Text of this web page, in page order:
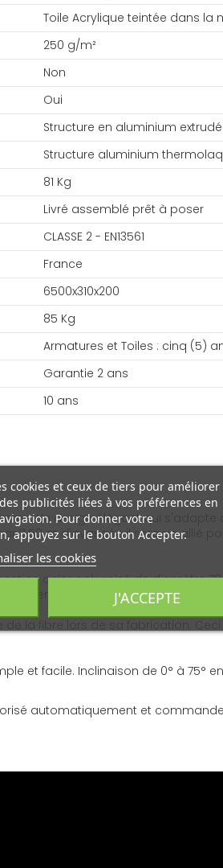
Toile Acrylique teintée dans la
250 g/m²
Non
Oui
Structure en aluminium extrudé
Structure aluminium
81 Kg
Livré assemblé prêt à poser
CLASSE 2 - EN13561
France
6500x310x200
85 Kg
Armatures et Toiles : cinq (5)
Garantie 2 ans
10 ans
Un design élégant qui
3.50 m d'avancée il sera un allié
en acier galvanisé de diamètre
ouverture et 1 fermeture).
la fibre lors de sa fabrication.
et facile. Inclinaison de 0° à 75° en
automatiquement et
cookies et ceux de tiers pour améliorer
publicités liées à vos préférences en
Pour donner votre
appuyez sur le bouton Accepter.
les cookies
J'ACCEPTE